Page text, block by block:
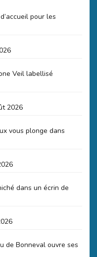
pour les
Veil labellisé
2026
vous plonge dans
dans un écrin de
de Bonneval ouvre ses